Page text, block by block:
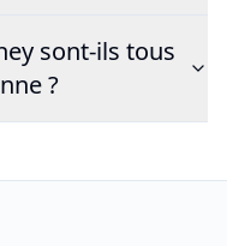
sont-ils tous
?